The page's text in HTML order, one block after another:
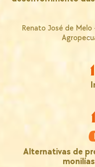
Renato José de
Alternativas de